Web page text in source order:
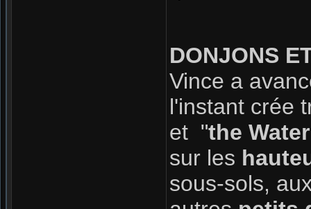
DONJONS
Vince a
l'instant crée
et "the
sur les
sous-sols,